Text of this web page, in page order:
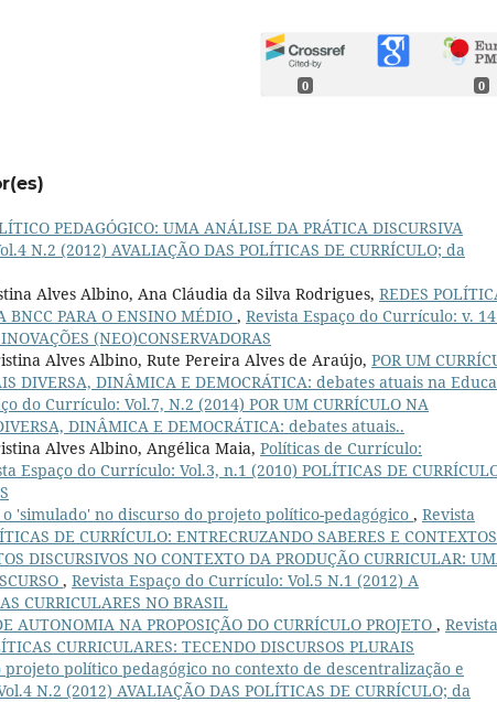
0 0
PEDAGÓGICO: UMA ANÁLISE DA PRÁTICA DISCURSIVA
N.2 (2012) AVALIAÇÃO DAS POLÍTICAS DE CURRÍCULO; da
Alves Albino, Ana Cláudia da Silva Rodrigues, REDES
PARA O ENSINO MÉDIO , Revista Espaço do Currículo: v.
(NEO)CONSERVADORAS
Alves Albino, Rute Pereira Alves de Araújo, POR UM
DIVERSA, DINÂMICA E DEMOCRÁTICA: debates atuais na
do Currículo: Vol.7, N.2 (2014) POR UM CURRÍCULO NA
DINÂMICA E DEMOCRÁTICA: debates atuais..
Alves Albino, Angélica Maia, Políticas de Currículo:
Espaço do Currículo: Vol.3, n.1 (2010) POLÍTICAS DE
'simulado' no discurso do projeto político-pedagógico , Revista
DE CURRÍCULO: ENTRECRUZANDO SABERES E CONTEXTOS
DISCURSIVOS NO CONTEXTO DA PRODUÇÃO CURRICULAR:
, Revista Espaço do Currículo: Vol.5 N.1 (2012) A
CURRICULARES NO BRASIL
AUTONOMIA NA PROPOSIÇÃO DO CURRÍCULO PROJETO , Revista
CURRICULARES: TECENDO DISCURSOS PLURAIS
projeto político pedagógico no contexto de descentralização e
N.2 (2012) AVALIAÇÃO DAS POLÍTICAS DE CURRÍCULO; da